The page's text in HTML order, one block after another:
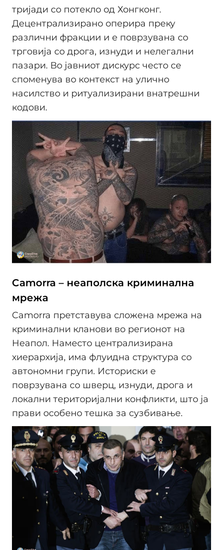
тријади со потекло од Хонгконг.
Децентрализирано оперира преку
различни фракции и е поврзувана со
трговија со дрога, изнуди и нелегални
пазари. Во јавниот дискурс често се
споменува во контекст на улично
насилство и ритуализирани внатрешни
кодови.
Camorra – неаполска криминална
мрежа
Camorra претставува сложена мрежа на
криминални кланови во регионот на
Неапол. Наместо централизирана
хиерархија, има флуидна структура со
автономни групи. Историски е
поврзувана со шверц, изнуди, дрога и
локални територијални конфликти, што ја
прави особено тешка за сузбивање.